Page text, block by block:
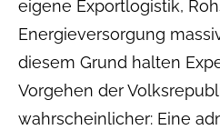
eigene Exportlogistik,
Energieversorgung
diesem Grund halten
Vorgehen der
wahrscheinlicher: Eine